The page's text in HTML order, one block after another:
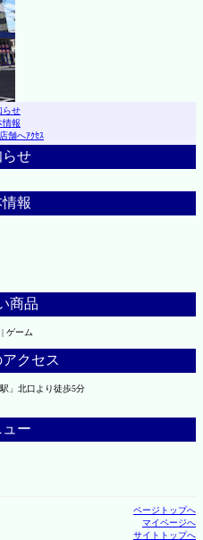
らせ
情報
店舗へｱｸｾｽ
らせ
報
商品
ゲーム
クセス
」北口より徒歩5分
ュー
ページトップへ
マイページへ
サイトトップへ